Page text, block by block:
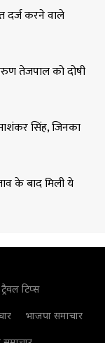
दर्ज करने वाले
तेजपाल को दोषी
सिंह, जिनका
के बाद मिली ये
ट्रैवल टिप्स
भाजपा समाचार